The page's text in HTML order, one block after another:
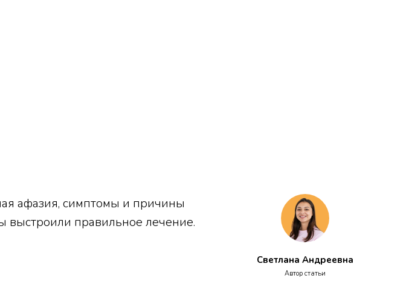
афазия, симптомы и причины
выстроили правильное лечение.
Светлана Андреевна
Автор статьи